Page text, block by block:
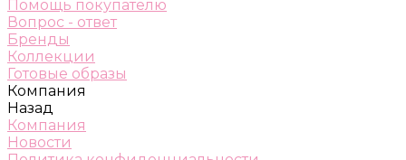
Помощь покупателю
Вопрос - ответ
Бренды
Коллекции
Готовые образы
Компания
Назад
Компания
Новости